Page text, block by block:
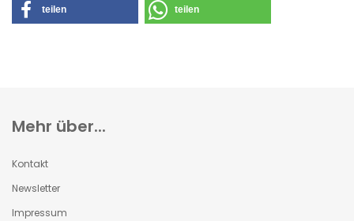
teilen teilen
Mehr über...
Kontakt
Newsletter
Impressum